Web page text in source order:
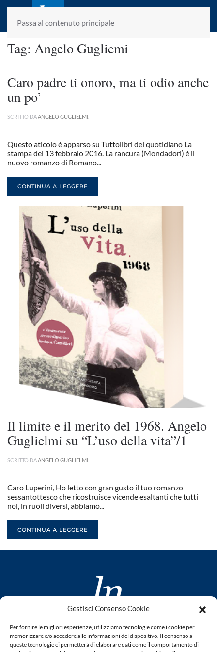
Gestisci Consenso Cookie
Per fornire le migliori esperienze, utilizziamo tecnologie come i cookie per
memorizzare e/o accedere alle informazioni del dispositivo. Il consenso a
queste tecnologie ci permetterà di elaborare dati come il comportamento di
Passa al contenuto principale
laletteraturaenoi.it
fondato da Romano Luperini
Tag: Angelo Gugliemi
Caro padre ti onoro, ma ti odio anche
un po’
SCRITTO DAANGELO GUGLIELMI
Questo aticolo è apparso su Tuttolibri del quotidiano La
stampa del 13 febbraio 2016. La rancura (Mondadori) è il
nuovo romanzo di Romano...
CONTINUA A LEGGERE
Il limite e il merito del 1968. Angelo
Guglielmi su “L’uso della vita”/1
SCRITTO DAANGELO GUGLIELMI
Caro Luperini, Ho letto con gran gusto il tuo romanzo
sessantottesco che ricostruisce vicende esaltanti che tutti
noi, in ruoli diversi, abbiamo...
CONTINUA A LEGGERE
www.laletteraturaenoi.it
fondato da Romano Luperini